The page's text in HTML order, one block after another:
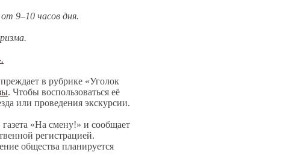
9–10 часов дня.
в рубрике «Уголок
. Чтобы воспользоваться её
или проведения экскурсии.
«На смену!» и сообщает
регистрацией.
общества планируется